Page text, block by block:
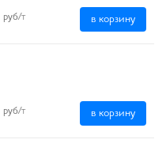
руб/т в корзину
руб/т в корзину